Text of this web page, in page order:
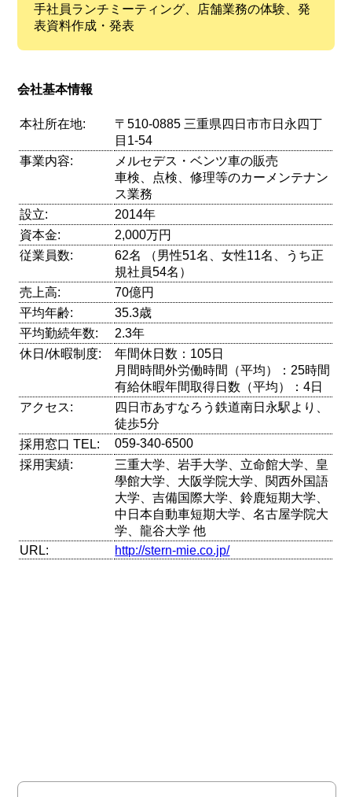
手社員ランチミーティング、店舗業務の体験、発
表資料作成・発表
会社基本情報
本社所在地:
〒510-0885 三重県四日市市日永四丁
目1-54
事業内容:
メルセデス・ベンツ車の販売
車検、点検、修理等のカーメンテナン
ス業務
設立:
2014年
資本金:
2,000万円
従業員数:
62名 （男性51名、女性11名、うち正
規社員54名）
売上高:
70億円
平均年齢:
35.3歳
平均勤続年数:
2.3年
休日/休暇制度:
年間休日数：105日
月間時間外労働時間（平均）：25時間
有給休暇年間取得日数（平均）：4日
アクセス:
四日市あすなろう鉄道南日永駅より、
徒歩5分
採用窓口 TEL:
059-340-6500
採用実績:
三重大学、岩手大学、立命館大学、皇
學館大学、大阪学院大学、関西外国語
大学、吉備国際大学、鈴鹿短期大学、
中日本自動車短期大学、名古屋学院大
学、龍谷大学 他
URL:
http://stern-mie.co.jp/